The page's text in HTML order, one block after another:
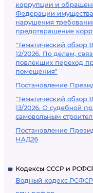
коррупции и
Федерации
нарушения
предотвращение
"Тематический обзор
12/2026. По делам,
повлекших переход
помещения"
Постановление
"Тематический обзор
13/2026. О судебной
самовольным
Постановление
НАД26
Кодексы СССР и
Водный кодекс РСФСР